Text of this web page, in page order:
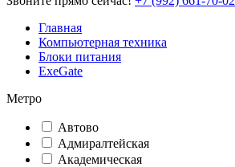
Главная
Компьютерная техника
Блоки питания
ExeGate
Метро
Автово
Адмиралтейская
Академическая